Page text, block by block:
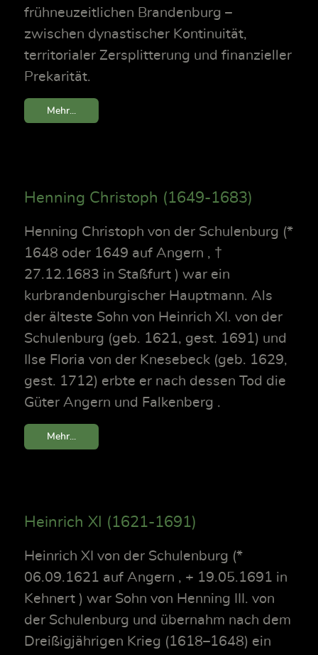
frühneuzeitlichen Brandenburg –
zwischen dynastischer Kontinuität,
territorialer Zersplitterung und finanzieller
Prekarität.
Mehr...
Henning Christoph (1649-1683)
Henning Christoph von der Schulenburg (*
1648 oder 1649 auf Angern , †
27.12.1683 in Staßfurt ) war ein
kurbrandenburgischer Hauptmann. Als
der älteste Sohn von Heinrich XI. von der
Schulenburg (geb. 1621, gest. 1691) und
Ilse Floria von der Knesebeck (geb. 1629,
gest. 1712) erbte er nach dessen Tod die
Güter Angern und Falkenberg .
Mehr...
Heinrich XI (1621-1691)
Heinrich XI von der Schulenburg (*
06.09.1621 auf Angern , + 19.05.1691 in
Kehnert ) war Sohn von Henning III. von
der Schulenburg und übernahm nach dem
Dreißigjährigen Krieg (1618–1648) ein